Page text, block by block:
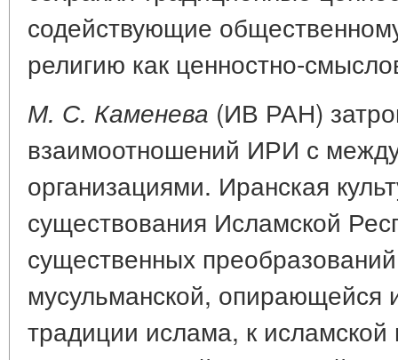
содействующие
религию как ценностно-
М. С. Каменева (ИВ РАН)
взаимоотношений ИРИ с
организациями. Иранская
существования Исламской
существенных
мусульманской, опирающейся
традиции ислама, к